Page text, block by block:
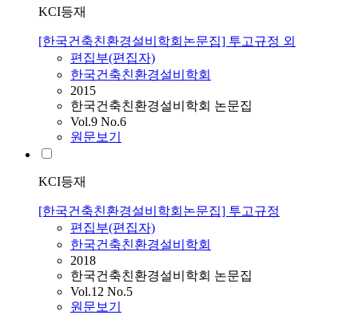
KCI등재
[한국건축친환경설비학회논문집] 투고규정 외
편집부(편집자)
한국건축친환경설비학회
2015
한국건축친환경설비학회 논문집
Vol.9 No.6
원문보기
KCI등재
[한국건축친환경설비학회논문집] 투고규정
편집부(편집자)
한국건축친환경설비학회
2018
한국건축친환경설비학회 논문집
Vol.12 No.5
원문보기